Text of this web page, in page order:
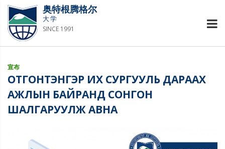
奥特根腾格尔
大学
SINCE 1991
宣布
ОТГОНТЭНГЭР ИХ СУРГУУЛЬ ДАРААХ
АЖЛЫН БАЙРАНД СОНГОН
ШАЛГАРУУЛЖ АВНА